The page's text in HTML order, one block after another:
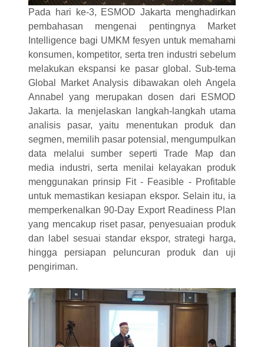
Pada hari ke-3, ESMOD Jakarta menghadirkan
pembahasan mengenai pentingnya Market
Intelligence bagi UMKM fesyen untuk memahami
konsumen, kompetitor, serta tren industri sebelum
melakukan ekspansi ke pasar global. Sub-tema
Global Market Analysis dibawakan oleh Angela
Annabel yang merupakan dosen dari ESMOD
Jakarta. Ia menjelaskan langkah-langkah utama
analisis pasar, yaitu menentukan produk dan
segmen, memilih pasar potensial, mengumpulkan
data melalui sumber seperti Trade Map dan
media industri, serta menilai kelayakan produk
menggunakan prinsip Fit - Feasible - Profitable
untuk memastikan kesiapan ekspor. Selain itu, ia
memperkenalkan 90-Day Export Readiness Plan
yang mencakup riset pasar, penyesuaian produk
dan label sesuai standar ekspor, strategi harga,
hingga persiapan peluncuran produk dan uji
pengiriman.